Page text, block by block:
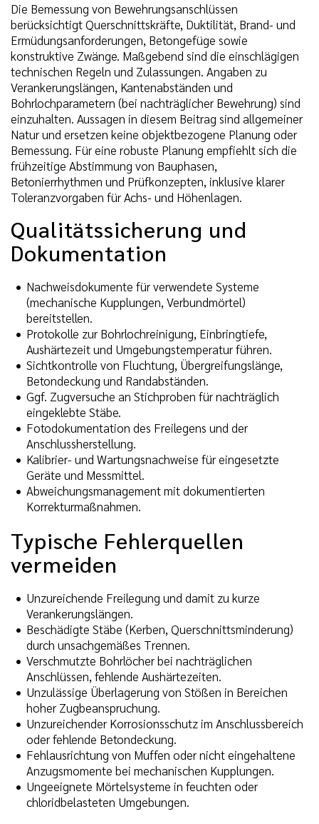
Die Bemessung von Bewehrungsanschlüssen
berücksichtigt Querschnittskräfte, Duktilität, Brand- und
Ermüdungsanforderungen, Betongefüge sowie
konstruktive Zwänge. Maßgebend sind die einschlägigen
technischen Regeln und Zulassungen. Angaben zu
Verankerungslängen, Kantenabständen und
Bohrlochparametern (bei nachträglicher Bewehrung) sind
einzuhalten. Aussagen in diesem Beitrag sind allgemeiner
Natur und ersetzen keine objektbezogene Planung oder
Bemessung. Für eine robuste Planung empfiehlt sich die
frühzeitige Abstimmung von Bauphasen,
Betonierrhythmen und Prüfkonzepten, inklusive klarer
Toleranzvorgaben für Achs- und Höhenlagen.
Qualitätssicherung und
Dokumentation
Nachweisdokumente für verwendete Systeme
(mechanische Kupplungen, Verbundmörtel)
bereitstellen.
Protokolle zur Bohrlochreinigung, Einbringtiefe,
Aushärtezeit und Umgebungstemperatur führen.
Sichtkontrolle von Fluchtung, Übergreifungslänge,
Betondeckung und Randabständen.
Ggf. Zugversuche an Stichproben für nachträglich
eingeklebte Stäbe.
Fotodokumentation des Freilegens und der
Anschlussherstellung.
Kalibrier- und Wartungsnachweise für eingesetzte
Geräte und Messmittel.
Abweichungsmanagement mit dokumentierten
Korrekturmaßnahmen.
Typische Fehlerquellen
vermeiden
Unzureichende Freilegung und damit zu kurze
Verankerungslängen.
Beschädigte Stäbe (Kerben, Querschnittsminderung)
durch unsachgemäßes Trennen.
Verschmutzte Bohrlöcher bei nachträglichen
Anschlüssen, fehlende Aushärtezeiten.
Unzulässige Überlagerung von Stößen in Bereichen
hoher Zugbeanspruchung.
Unzureichender Korrosionsschutz im Anschlussbereich
oder fehlende Betondeckung.
Fehlausrichtung von Muffen oder nicht eingehaltene
Anzugsmomente bei mechanischen Kupplungen.
Ungeeignete Mörtelsysteme in feuchten oder
chloridbelasteten Umgebungen.